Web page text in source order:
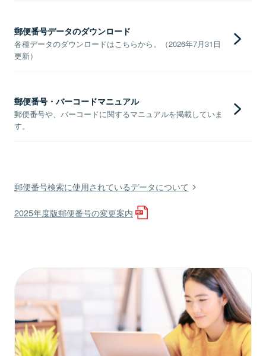
郵便番号データのダウンロード
各種データのダウンロードはこちらから。（2026年7月31日
更新）
郵便番号・バーコードマニュアル
郵便番号や、バーコードに関するマニュアルを掲載していま
す。
郵便番号検索に使用されているデータについて
2025年度版郵便番号の変更案内